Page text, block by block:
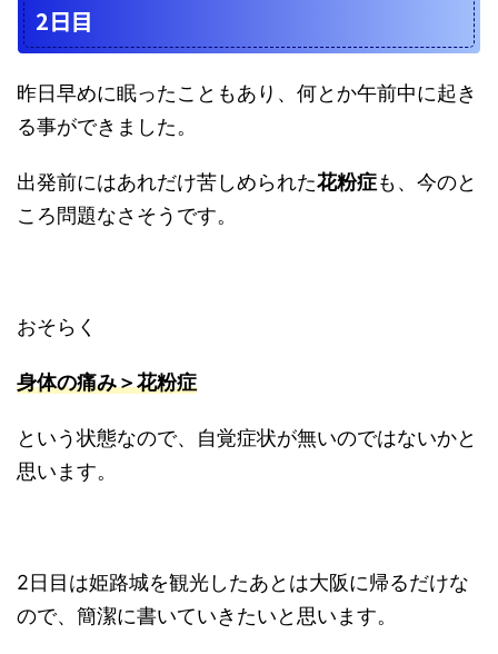
2日目
昨日早めに眠ったこともあり、何とか午前中に起き
る事ができました。
出発前にはあれだけ苦しめられた花粉症も、今のと
ころ問題なさそうです。
おそらく
身体の痛み＞花粉症
という状態なので、自覚症状が無いのではないかと
思います。
2日目は姫路城を観光したあとは大阪に帰るだけな
ので、簡潔に書いていきたいと思います。